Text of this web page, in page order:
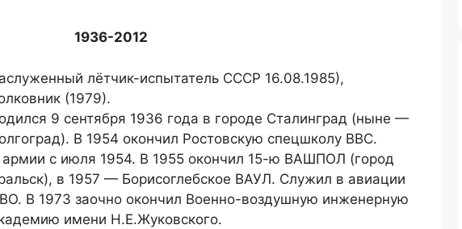
1936-2012
лётчик-испытатель СССР 16.08.1985),
(1979).
9 сентября 1936 года в городе Сталинград (ныне —
В 1954 окончил Ростовскую спецшколу ВВС.
армии с июля 1954. В 1955 окончил 15-ю ВАШПОЛ (город
в 1957 — Борисоглебское ВАУЛ. Служил в авиации
В 1973 заочно окончил Военно-воздушную инженерную
имени Н.Е.Жуковского.